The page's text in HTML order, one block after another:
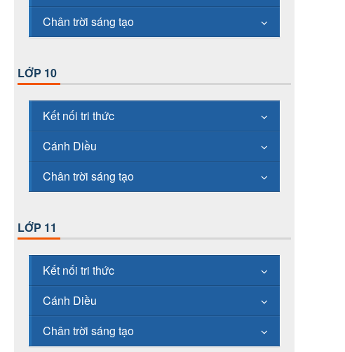
Chân trời sáng tạo
LỚP 10
Kết nối tri thức
Cánh Diều
Chân trời sáng tạo
LỚP 11
Kết nối tri thức
Cánh Diều
Chân trời sáng tạo